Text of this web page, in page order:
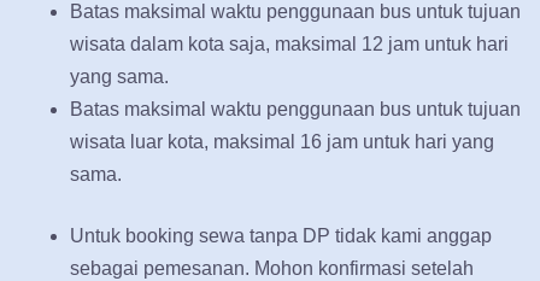
Batas maksimal waktu penggunaan bus untuk tujuan
wisata dalam kota saja, maksimal 12 jam untuk hari
yang sama.
Batas maksimal waktu penggunaan bus untuk tujuan
wisata luar kota, maksimal 16 jam untuk hari yang
sama.
Untuk booking sewa tanpa DP tidak kami anggap
sebagai pemesanan. Mohon konfirmasi setelah